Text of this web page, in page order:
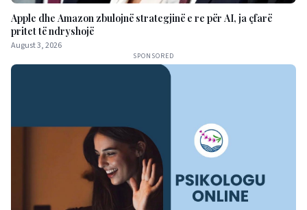
Apple dhe Amazon zbulojnë strategjinë e re për AI, ja çfarë
pritet të ndryshojë
August 3, 2026
SPONSORED